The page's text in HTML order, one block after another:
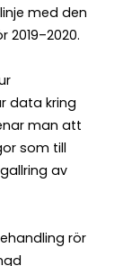
med den
data kring
man att
som till
av
rör